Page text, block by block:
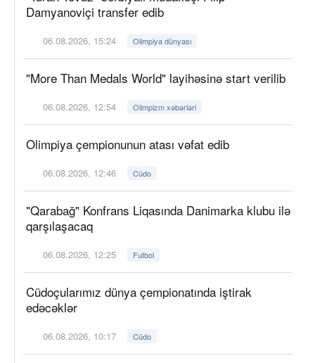
Damyanoviçi transfer edib
06.08.2026, 15:24 Olimpiya dünyası
"More Than Medals World" layihəsinə start verilib
06.08.2026, 12:54 Olimpizm xəbərləri
Olimpiya çempionunun atası vəfat edib
06.08.2026, 12:46 Cüdo
"Qarabağ" Konfrans Liqasında Danimarka klubu ilə
qarşılaşacaq
06.08.2026, 12:25 Futbol
Cüdoçularımız dünya çempionatında iştirak
edəcəklər
06.08.2026, 10:17 Cüdo